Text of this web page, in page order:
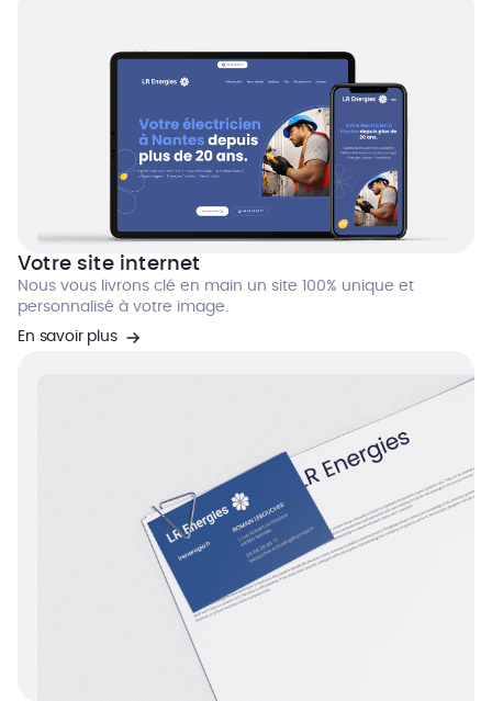
Votre site internet
Nous vous livrons clé en main un site 100% unique et
personnalisé à votre image.
En savoir plus